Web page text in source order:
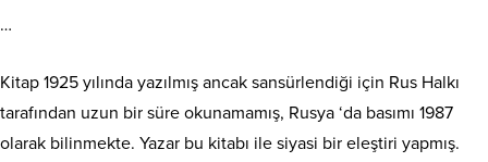
…
Kitap 1925 yılında yazılmış ancak sansürlendiği için Rus Halkı
tarafından uzun bir süre okunamamış, Rusya ‘da basımı 1987
olarak bilinmekte. Yazar bu kitabı ile siyasi bir eleştiri yapmış.